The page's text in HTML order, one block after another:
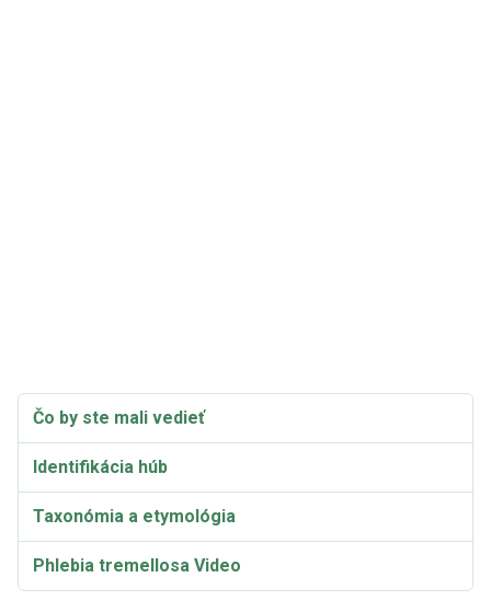
Čo by ste mali vedieť
Identifikácia húb
Taxonómia a etymológia
Phlebia tremellosa Video